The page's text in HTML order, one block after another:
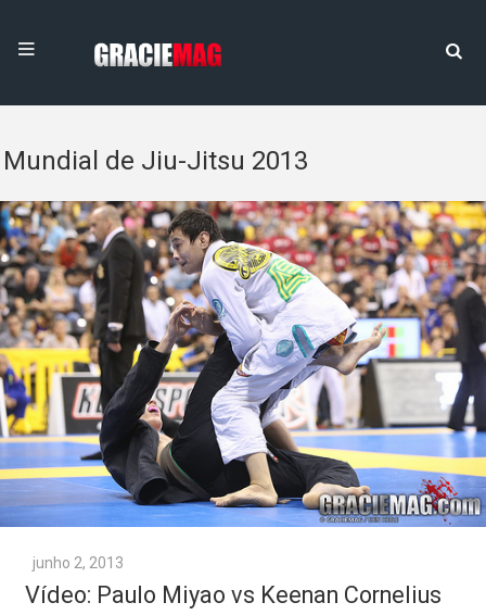
Mundial de Jiu-Jitsu 2013
junho 2, 2013
Vídeo: Paulo Miyao vs Keenan Cornelius